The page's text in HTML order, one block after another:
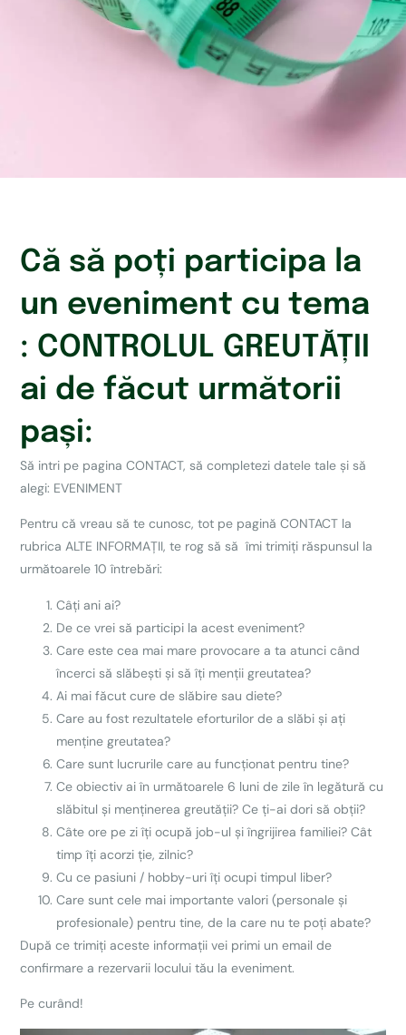
Că să poți participa la
un eveniment cu tema
: CONTROLUL GREUTĂȚII
ai de făcut următorii
pași:
Să intri pe pagina CONTACT, să completezi datele tale și să
alegi: EVENIMENT
Pentru că vreau să te cunosc, tot pe pagină CONTACT la
rubrica ALTE INFORMAȚII, te rog să să îmi trimiți răspunsul la
următoarele 10 întrebări:
Câți ani ai?
De ce vrei să participi la acest eveniment?
Care este cea mai mare provocare a ta atunci când
încerci să slăbești și să îți menții greutatea?
Ai mai făcut cure de slăbire sau diete?
Care au fost rezultatele eforturilor de a slăbi și ați
menține greutatea?
Care sunt lucrurile care au funcționat pentru tine?
Ce obiectiv ai în următoarele 6 luni de zile în legătură cu
slăbitul și menținerea greutății? Ce ți-ai dori să obții?
Câte ore pe zi îți ocupă job-ul și îngrijirea familiei? Cât
timp îți acorzi ție, zilnic?
Cu ce pasiuni / hobby-uri îți ocupi timpul liber?
Care sunt cele mai importante valori (personale și
profesionale) pentru tine, de la care nu te poți abate?
După ce trimiți aceste informații vei primi un email de
confirmare a rezervarii locului tău la eveniment.
Pe curând!